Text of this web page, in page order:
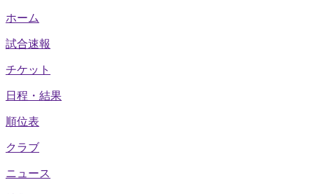
ホーム
試合速報
チケット
日程・結果
順位表
クラブ
ニュース